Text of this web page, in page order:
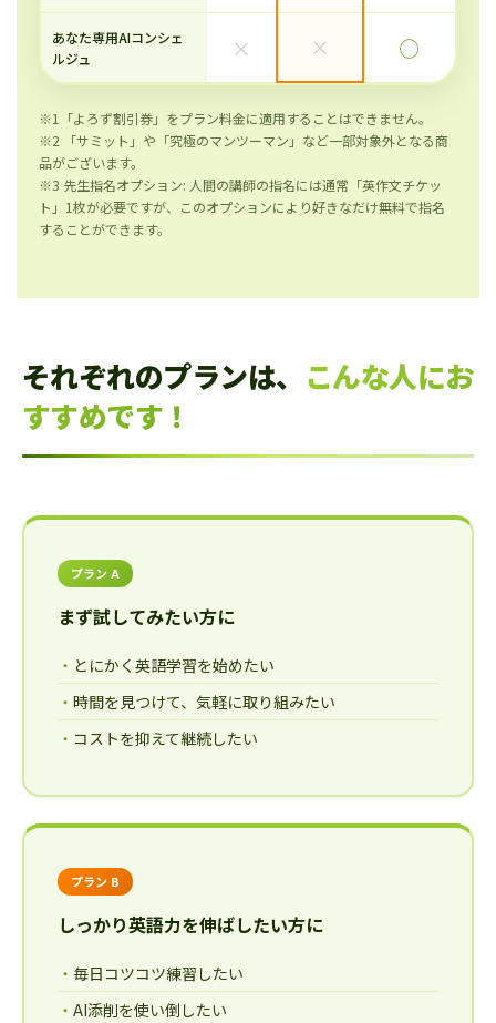
あなた専用AIコンシェ
ルジュ
× × ◯
※1「よろず割引券」をプラン料金に適用することはできません。
※2 「サミット」や「究極のマンツーマン」など一部対象外となる商
品がございます。
※3 先生指名オプション: 人間の講師の指名には通常「英作文チケッ
ト」1枚が必要ですが、このオプションにより好きなだけ無料で指名
することができます。
それぞれのプランは、 こんな人にお
すすめです！
プラン A
まず試してみたい方に
とにかく英語学習を始めたい
時間を見つけて、気軽に取り組みたい
コストを抑えて継続したい
プラン B
しっかり英語力を伸ばしたい方に
毎日コツコツ練習したい
AI添削を使い倒したい